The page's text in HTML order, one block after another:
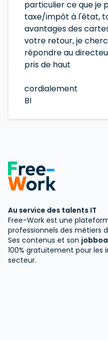
particulier ce que je
taxe/impôt à l'état,
avantages des
votre retour, je
répondre au
pris de haut
cordialement
BI
Au service des talents IT
Free-Work est une
professionnels des métiers
Ses contenus et son
100% gratuitement pour les
secteur.